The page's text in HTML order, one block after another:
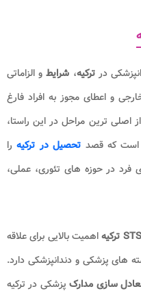
در ترکیه، شرایطو الزاماتی
و اعطای مجوز به افراد فارغ
اصلی ترین مراحل در این راستا،
است که قصد تحصیل در ترکیه را
در حوزه های تئوری، عملی،
اهمیت بالایی برای علاقه
های پزشکی و دندانپزشکی دارد.
سازی مدارکپزشکی در ترکیه